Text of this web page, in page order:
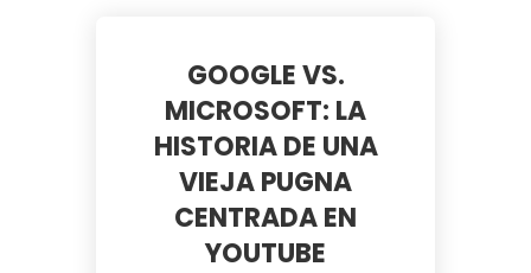
GOOGLE VS.
MICROSOFT: LA
HISTORIA DE UNA
VIEJA PUGNA
CENTRADA EN
YOUTUBE